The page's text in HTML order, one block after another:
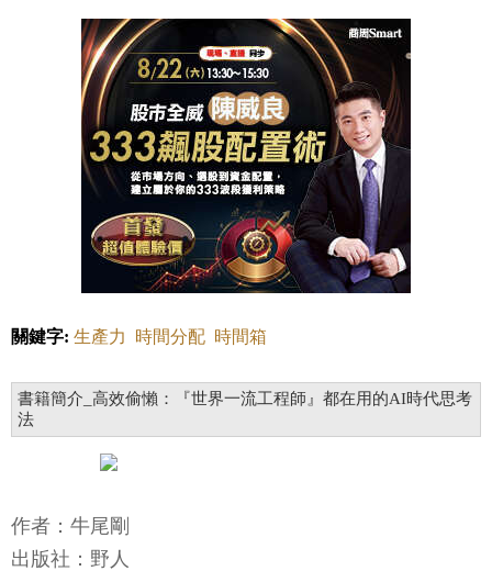
關鍵字: 生產力 時間分配 時間箱
書籍簡介_高效偷懶：『世界一流工程師』都在用的AI時代思考
法
作者：牛尾剛
出版社：野人